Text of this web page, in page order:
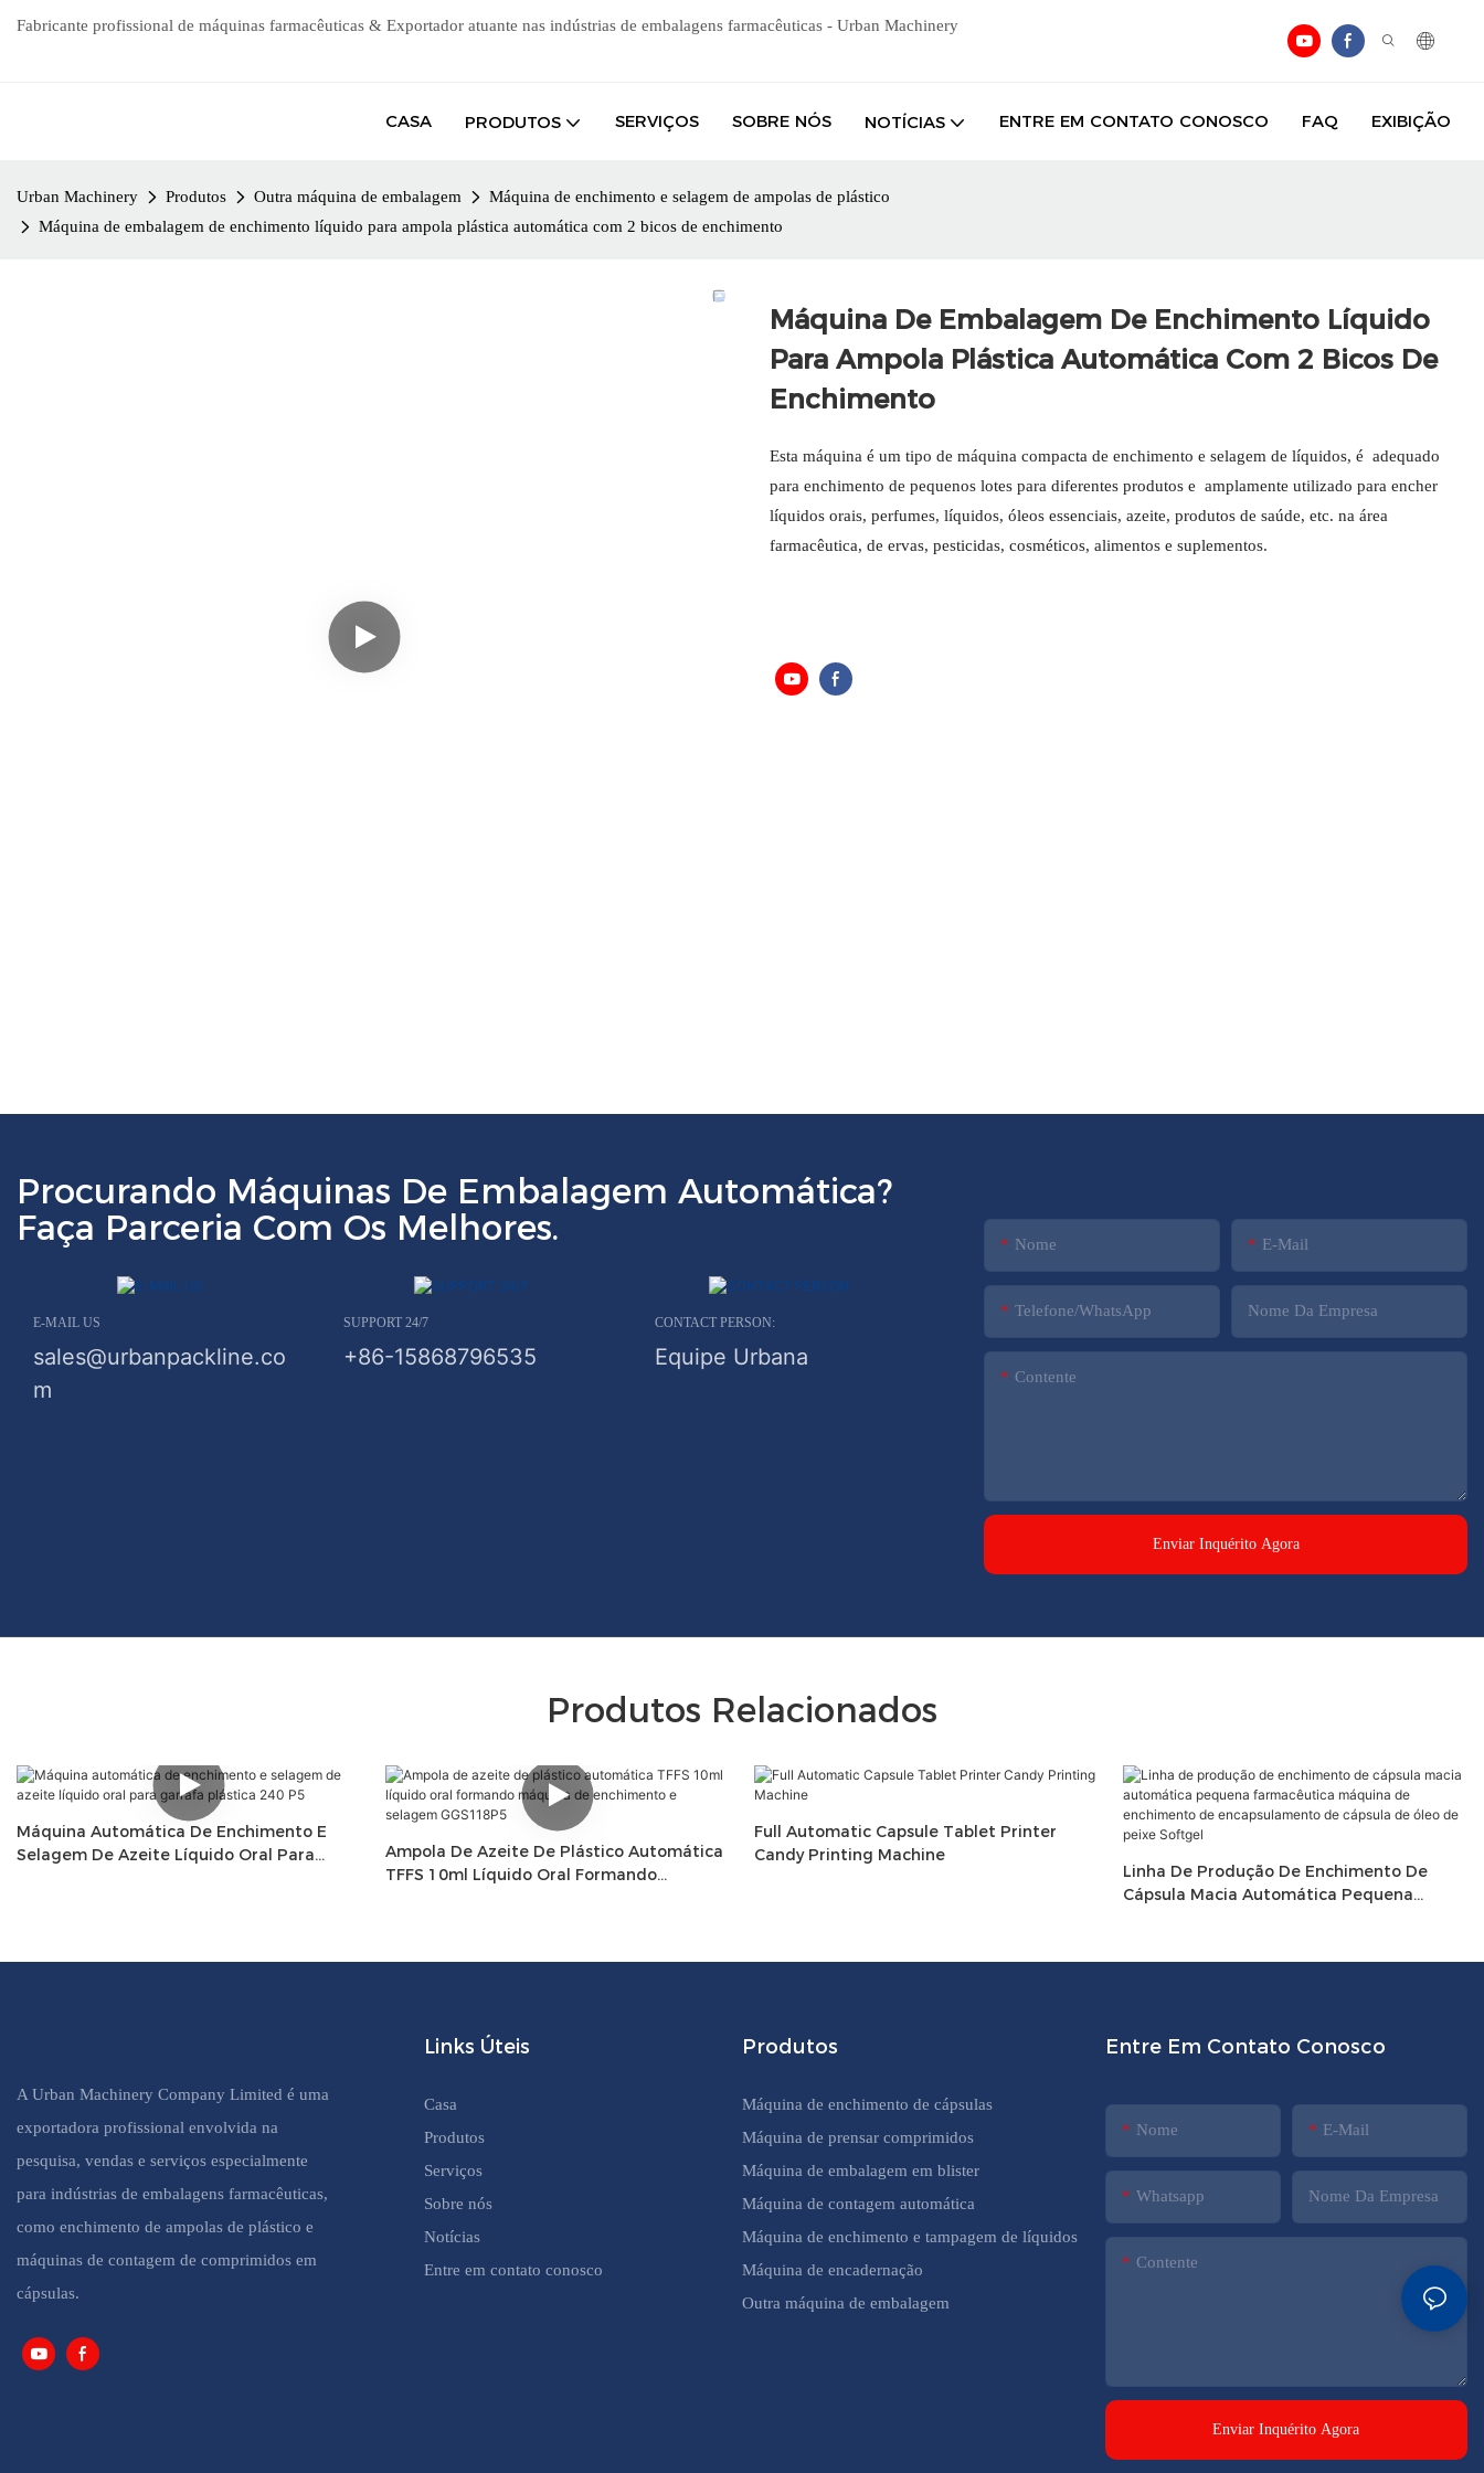
Fabricante profissional de máquinas farmacêuticas & Exportador atuante nas indústrias de embalagens farmacêuticas - Urban Machinery
CASA PRODUTOS SERVIÇOS SOBRE NÓS NOTÍCIAS ENTRE EM CONTATO CONOSCO FAQ EXIBIÇÃO
Urban Machinery Produtos Outra máquina de embalagem
Máquina de enchimento e selagem de ampolas de plástico
Máquina de embalagem de enchimento líquido para ampola plástica automática com 2 bicos de enchimento
Máquina De Embalagem De Enchimento Líquido
Para Ampola Plástica Automática Com 2 Bicos De
Enchimento
Esta máquina é um tipo de máquina compacta de enchimento e selagem de líquidos, é adequado
para enchimento de pequenos lotes para diferentes produtos e amplamente utilizado para encher
líquidos orais, perfumes, líquidos, óleos essenciais, azeite, produtos de saúde, etc. na área
farmacêutica, de ervas, pesticidas, cosméticos, alimentos e suplementos.
Procurando Máquinas De Embalagem Automática?
Faça Parceria Com Os Melhores.
E-MAIL US
sales@urbanpackline.co
m
SUPPORT 24/7
+86-15868796535
CONTACT PERSON:
Equipe Urbana
Nome E-Mail
Telefone/WhatsApp Nome Da Empresa
Contente
Enviar Inquérito Agora
Produtos Relacionados
Máquina Automática De Enchimento E
Selagem De Azeite Líquido Oral Para
Ampola De Azeite De Plástico Automática
TFFS 10ml Líquido Oral Formando
Full Automatic Capsule Tablet Printer
Candy Printing Machine
Linha De Produção De Enchimento De
Cápsula Macia Automática Pequena
Peixe Softgel
A Urban Machinery Company Limited é uma
exportadora profissional envolvida na
pesquisa, vendas e serviços especialmente
para indústrias de embalagens farmacêuticas,
como enchimento de ampolas de plástico e
máquinas de contagem de comprimidos em
cápsulas.
Links Úteis
Casa
Produtos
Serviços
Sobre nós
Notícias
Entre em contato conosco
Produtos
Máquina de enchimento de cápsulas
Máquina de prensar comprimidos
Máquina de embalagem em blister
Máquina de contagem automática
Máquina de enchimento e tampagem de líquidos
Máquina de encadernação
Outra máquina de embalagem
Entre Em Contato Conosco
Nome E-Mail
Whatsapp Nome Da Empresa
Contente
Enviar Inquérito Agora